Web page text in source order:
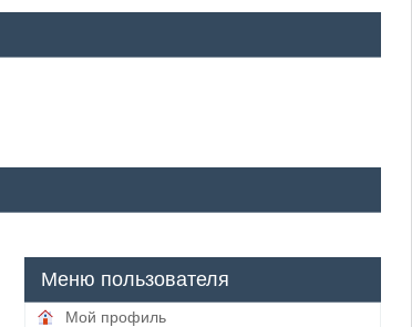
Меню пользователя
Мой профиль